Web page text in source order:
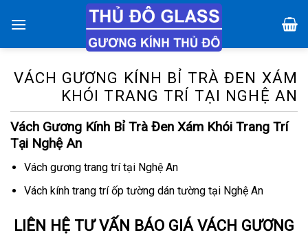
đến
VÁCH GƯƠNG KÍNH BỈ TRÀ ĐEN XÁM
KHÓI TRANG TRÍ TẠI NGHỆ AN
Vách Gương Kính Bỉ Trà Đen Xám Khói Trang Trí
Tại Nghệ An
Vách gương trang trí tại Nghệ An
Vách kính trang trí ốp tường dán tường tại Nghệ An
LIÊN HỆ TƯ VẤN BÁO GIÁ VÁCH GƯƠNG